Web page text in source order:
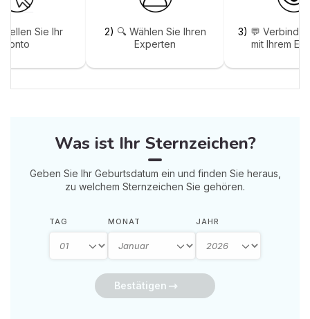
Sie Ihr
Konto
2) 🔍 Wählen Sie Ihren
Experten
3) 💬
mit Ihrem
Was ist Ihr Sternzeichen?
Geben Sie Ihr Geburtsdatum ein und finden Sie heraus,
zu welchem Sternzeichen Sie gehören.
TAG MONAT JAHR
Bestätigen